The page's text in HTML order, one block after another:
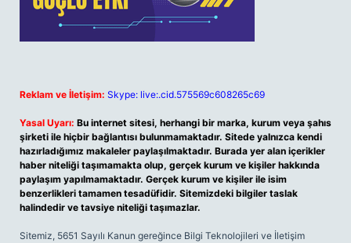
Reklam ve İletişim: Skype: live:.cid.575569c608265c69
Yasal Uyarı: Bu internet sitesi, herhangi bir marka, kurum veya şahıs
şirketi ile hiçbir bağlantısı bulunmamaktadır. Sitede yalnızca kendi
hazırladığımız makaleler paylaşılmaktadır. Burada yer alan içerikler
haber niteliği taşımamakta olup, gerçek kurum ve kişiler hakkında
paylaşım yapılmamaktadır. Gerçek kurum ve kişiler ile isim
benzerlikleri tamamen tesadüfidir. Sitemizdeki bilgiler taslak
halindedir ve tavsiye niteliği taşımazlar.
Sitemiz, 5651 Sayılı Kanun gereğince Bilgi Teknolojileri ve İletişim